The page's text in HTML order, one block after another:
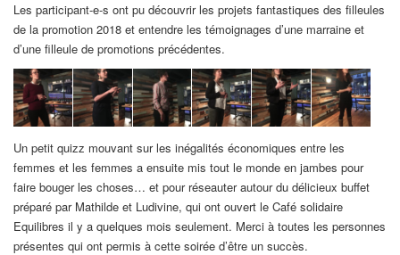
Les participant-e-s ont pu découvrir les projets fantastiques des filleules
de la promotion 2018 et entendre les témoignages d’une marraine et
d’une filleule de promotions précédentes.
Un petit quizz mouvant sur les inégalités économiques entre les
femmes et les femmes a ensuite mis tout le monde en jambes pour
faire bouger les choses… et pour réseauter autour du délicieux buffet
préparé par Mathilde et Ludivine, qui ont ouvert le Café solidaire
Equilibres il y a quelques mois seulement. Merci à toutes les personnes
présentes qui ont permis à cette soirée d’être un succès.